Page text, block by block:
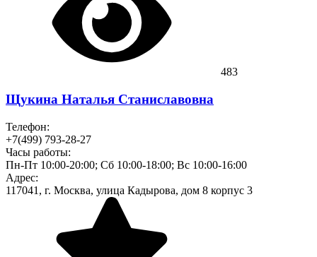
483
Щукина Наталья Станиславовна
Телефон:
+7(499) 793-28-27
Часы работы:
Пн-Пт 10:00-20:00; Сб 10:00-18:00; Вс 10:00-16:00
Адрес:
117041, г. Москва, улица Кадырова, дом 8 корпус 3